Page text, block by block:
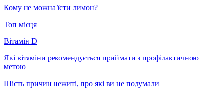
Кому не можна їсти лимон?
Топ місця
Вітамін D
Які вітаміни рекомендується приймати з профілактичною
метою
Шість причин нежиті, про які ви не подумали